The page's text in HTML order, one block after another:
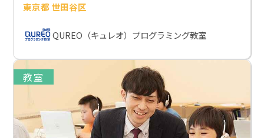
東京都 世田谷区
QUREO（キュレオ）プログラミング教室
教室